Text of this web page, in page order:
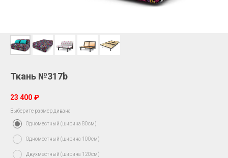
Ткань №317b
23 400 ₽
Выберите размер дивана
Одноместный (ширина 80см)
Одноместный (ширина 100см)
Двухместный (ширина 120см)